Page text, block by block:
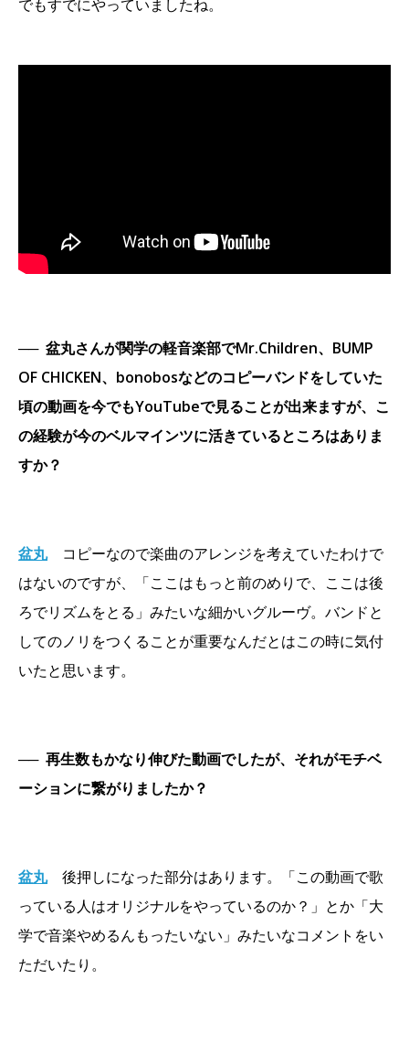
でもすでにやっていましたね。
── 盆丸さんが関学の軽音楽部でMr.Children、BUMP
OF CHICKEN、bonobosなどのコピーバンドをしていた
頃の動画を今でもYouTubeで見ることが出来ますが、こ
の経験が今のベルマインツに活きているところはありま
すか？
盆丸
コピーなので楽曲のアレンジを考えていたわけで
はないのですが、「ここはもっと前のめりで、ここは後
ろでリズムをとる」みたいな細かいグルーヴ。バンドと
してのノリをつくることが重要なんだとはこの時に気付
いたと思います。
── 再生数もかなり伸びた動画でしたが、それがモチベ
ーションに繋がりましたか？
盆丸
後押しになった部分はあります。「この動画で歌
っている人はオリジナルをやっているのか？」とか「大
学で音楽やめるんもったいない」みたいなコメントをい
ただいたり。